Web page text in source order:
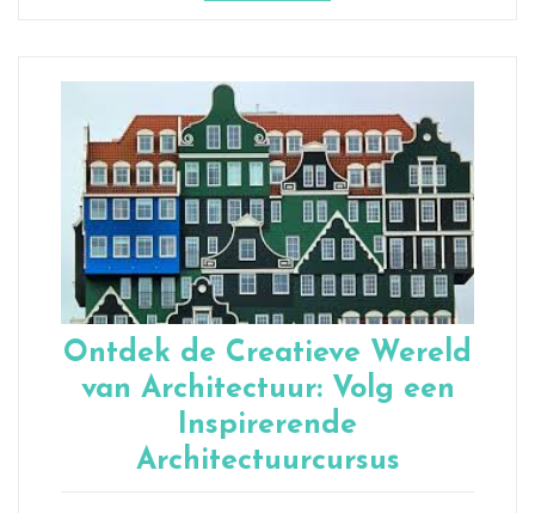
Ontdek de Creatieve Wereld
van Architectuur: Volg een
Inspirerende
Architectuurcursus